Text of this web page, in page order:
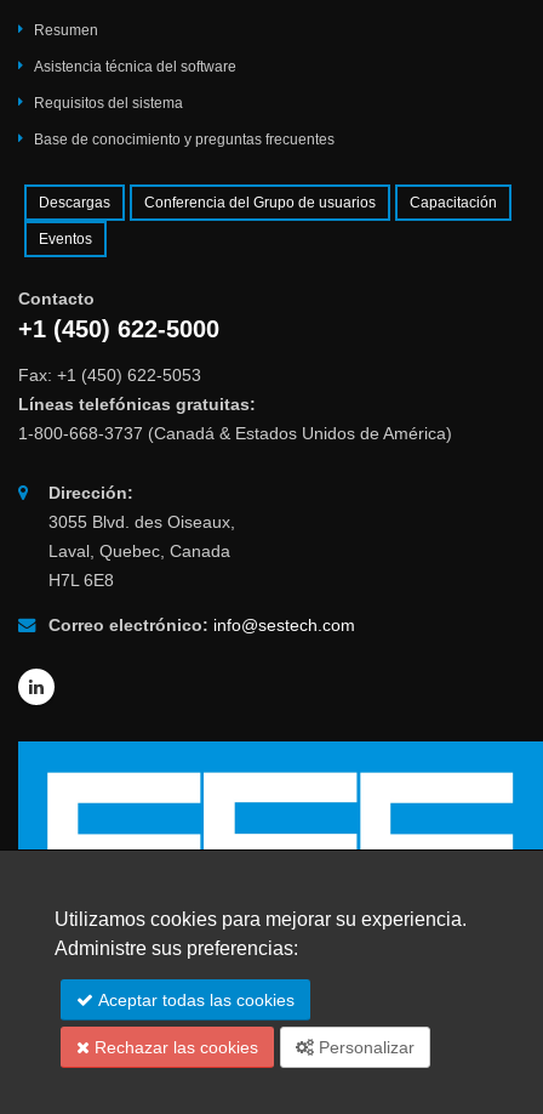
Resumen
Asistencia técnica del software
Requisitos del sistema
Base de conocimiento y preguntas frecuentes
Descargas Conferencia del Grupo de usuarios Capacitación
Eventos
Contacto
+1 (450) 622-5000
Fax: +1 (450) 622-5053
Líneas telefónicas gratuitas:
1-800-668-3737 (Canadá & Estados Unidos de América)
Dirección:
3055 Blvd. des Oiseaux,
Laval, Quebec, Canada
H7L 6E8
Correo electrónico: info@sestech.com
© 2026 SafEngServices & technologies ltd.
Todos los derechos reservados. | Marcas registradas
Utilizamos cookies para mejorar su experiencia.
Administre sus preferencias:
Aceptar todas las cookies
Rechazar las cookies Personalizar